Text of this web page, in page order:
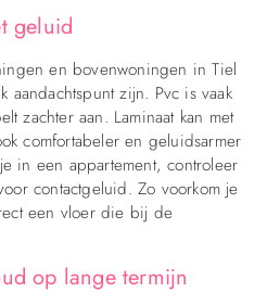
geluid
en bovenwoningen in Tiel
aandachtspunt zijn. Pvc is vaak
zachter aan. Laminaat kan met
comfortabeler en geluidsarmer
in een appartement, controleer
contactgeluid. Zo voorkom je
een vloer die bij de
op lange termijn